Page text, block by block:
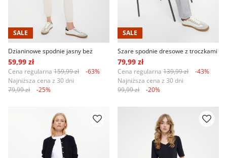
SALE
Dzianinowe spodnie jasny beż
59,99 zł
Cena regularna 159,99 zł
-63%
Najniższa cena z 30 dni
79,99 zł
-25%
SALE
Szare spodnie dresowe z troczkami
79,99 zł
Cena regularna 139,99 zł
-43%
Najniższa cena z 30 dni
99,99 zł
-20%